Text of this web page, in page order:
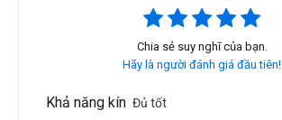
Chia sẻ suy nghĩ của bạn.
Hãy là người đánh giá đầu tiên!
Khả năng kín Đủ tốt